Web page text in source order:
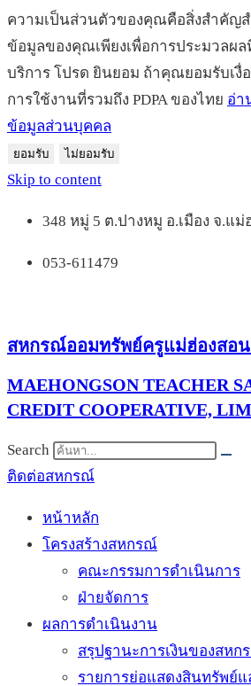
ความเป็นส่วนตัวของคุณคือสิ่งสำคัญส
ข้อมูลของคุณเพียงเพื่อการประมวลผล
บริการ โปรด ยินยอม ถ้าคุณยอมรับเงื่
การใช้งานที่รวมถึง PDPA ของไทย อ่า
ข้อมูลส่วนบุคคล
ยอมรับ ไม่ยอมรับ
Skip to content
348 หมู่ 5 ต.ปางหมู อ.เมือง จ.แม่
053-611479
สหกรณ์ออมทรัพย์ครูแม่ฮ่องสอ
MAEHONGSON TEACHER
CREDIT COOPERATIVE,
Search
ติดต่อสหกรณ์
หน้าหลัก
โครงสร้างสหกรณ์
คณะกรรมการดำเนินการ
ฝ่ายจัดการ
ผลการดำเนินงาน
สรุปฐานะการเงินของสหก
รายการย่อแสดงสินทรัพย์